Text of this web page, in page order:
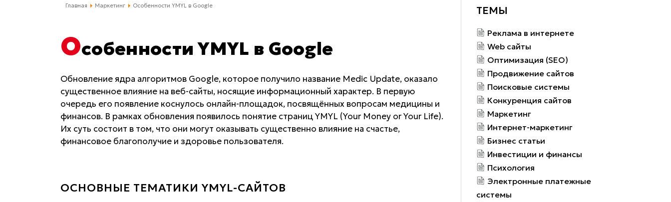
Главная Маркетинг Особенности YMYL в Google
Особенности YMYL в Google
Обновление ядра алгоритмов Google, которое получило название Medic Update, оказало
существенное влияние на веб-сайты, носящие информационный характер. В первую
очередь его появление коснулось онлайн-площадок, посвящённых вопросам медицины и
финансов. В рамках обновления появилось понятие страниц YMYL (Your Money or Your Life).
Их суть состоит в том, что они могут оказывать существенно влияние на счастье,
финансовое благополучие и здоровье пользователя.
ОСНОВНЫЕ ТЕМАТИКИ YMYL-САЙТОВ
ТЕМЫ
Реклама в интернете
Web сайты
Оптимизация (SEO)
Продвижение сайтов
Поисковые системы
Конкуренция сайтов
Маркетинг
Интернет-маркетинг
Бизнес статьи
Инвестиции и финансы
Психология
Электронные платежные
системы